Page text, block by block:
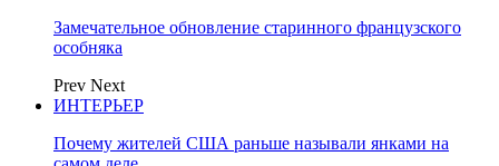
Замечательное обновление старинного французского
особняка
Prev Next
ИНТЕРЬЕР
Почему жителей США раньше называли янками на